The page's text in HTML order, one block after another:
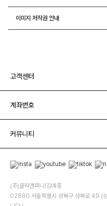
이미지 저작권 안내
고객센터
계좌번호
커뮤니티
(주)클릭앤퍼니/김예중
02880 서울특별시 성북구 성북로 49 (